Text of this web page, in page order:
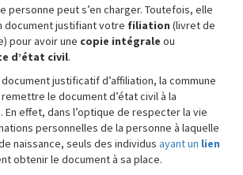
personne peut s’en charger. Toutefois, elle
document justifiant votre filiation (livret de
pour avoir une copie intégrale ou
d’état civil.
document justificatif d’affiliation, la commune
le document d’état civil à la
effet, dans l’optique de respecter la vie
personnelles de la personne à laquelle
naissance, seuls des individus ayant un lien
obtenir le document à sa place.